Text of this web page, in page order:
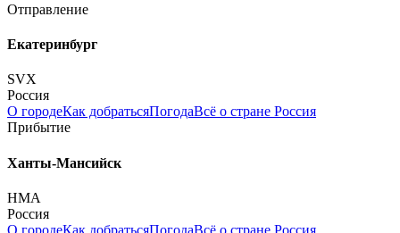
Отправление
Екатеринбург
SVX
Россия
О городеКак добратьсяПогодаВсё о стране Россия
Прибытие
Ханты-Мансийск
HMA
Россия
О городеКак добратьсяПогодаВсё о стране Россия